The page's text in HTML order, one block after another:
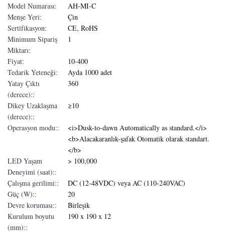
Model Numarası:
AH-MI-C
Menşe Yeri:
Çin
Sertifikasyon:
CE, RoHS
Minimum Sipariş
Miktarı:
1
Fiyat:
10-400
Tedarik Yeteneği:
Ayda 1000 adet
Yatay Çıktı
(derece)::
360
Dikey Uzaklaşma
(derece)::
≥10
Operasyon modu::
<i>Dusk-to-dawn Automatically as standard.</i>
<b>Alacakaranlık-şafak Otomatik olarak standart.
</b>
LED Yaşam
Deneyimi (saat)::
> 100,000
Çalışma gerilimi::
DC (12-48VDC) veya AC (110-240VAC)
Güç (W)::
20
Devre koruması::
Birleşik
Kurulum boyutu
(mm)::
190 x 190 x 12